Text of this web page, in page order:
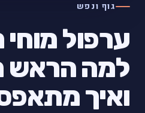
גוף ונפש
ערפול
למה הראש
ואיך